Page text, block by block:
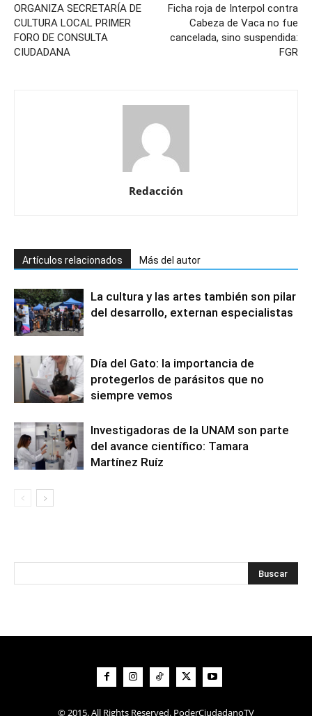
ORGANIZA SECRETARÍA DE
CULTURA LOCAL PRIMER
FORO DE CONSULTA
CIUDADANA
Ficha roja de Interpol contra
Cabeza de Vaca no fue
cancelada, sino suspendida:
FGR
Redacción
Artículos relacionados Más del autor
La cultura y las artes también son pilar
del desarrollo, externan especialistas
Día del Gato: la importancia de
protegerlos de parásitos que no
siempre vemos
Investigadoras de la UNAM son parte
del avance científico: Tamara
Martínez Ruíz
© 2015. All Rights Reserved. PoderCiudadanoTV